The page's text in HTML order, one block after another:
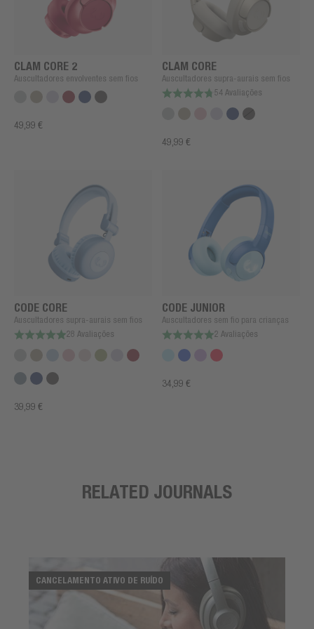
CLAM CORE 2
Auscultadores envolventes sem fios
49,99 €
CLAM CORE
Auscultadores supra-aurais sem fios
54 Avaliações
49,99 €
CODE CORE
Auscultadores supra-aurais sem fios
28 Avaliações
39,99 €
CODE JUNIOR
Auscultadores sem fio para crianças
2 Avaliações
34,99 €
RELATED JOURNALS
CANCELAMENTO ATIVO DE RUÍDO